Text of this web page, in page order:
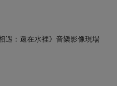
遇：還在水裡》音樂影像現場